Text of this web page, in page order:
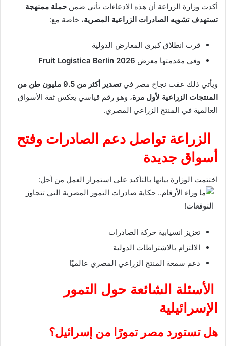
أكدت وزارة الزراعة أن هذه الادعاءات تأتي ضمن حملة ممنهجة
تستهدف تشويه الصادرات الزراعية المصرية، خاصة مع:
قرب انطلاق كبرى المعارض الدولية
وفي مقدمتها معرض Fruit Logistica Berlin 2026
ويأتي ذلك عقب نجاح مصر في
تصدير أكثر من 9.5 مليون طن من
المنتجات الزراعية لأول مرة، وهو رقم قياسي يعكس ثقة الأسواق
العالمية في المنتج الزراعي المصري.
الزراعة تواصل دعم الصادرات وفتح
أسواق جديدة
اختتمت الوزارة بيانها بالتأكيد على استمرار العمل من أجل:
تعزيز انسيابية حركة الصادرات
الالتزام بالاشتراطات الدولية
دعم سمعة المنتج الزراعي المصري عالميًا
الأسئلة الشائعة حول التمور
الإسرائيلية
هل تستورد مصر تمورًا من إسرائيل؟